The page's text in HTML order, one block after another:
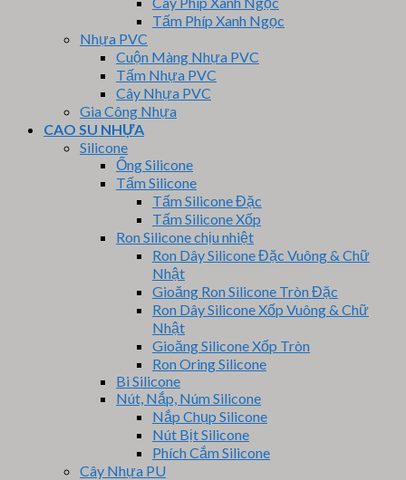
Tấm Phíp Xanh Ngọc
Nhựa PVC
Cuộn Màng Nhựa PVC
Tấm Nhựa PVC
Cây Nhựa PVC
Gia Công Nhựa
CAO SU NHỰA
Silicone
Ống Silicone
Tấm Silicone
Tấm Silicone Đặc
Tấm Silicone Xốp
Ron Silicone chịu nhiệt
Ron Dây Silicone Đặc Vuông & Chữ
Nhật
Gioăng Ron Silicone Tròn Đặc
Ron Dây Silicone Xốp Vuông & Chữ
Nhật
Gioăng Silicone Xốp Tròn
Ron Oring Silicone
Bi Silicone
Nút, Nắp, Núm Silicone
Nắp Chụp Silicone
Nút Bịt Silicone
Phích Cắm Silicone
Cây Nhựa PU